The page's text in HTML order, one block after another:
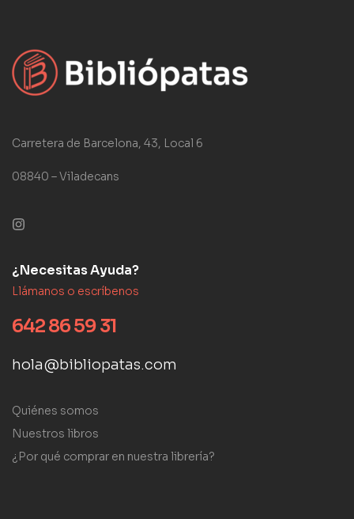
Carretera de Barcelona, 43, Local 6
08840 – Viladecans
¿Necesitas Ayuda?
Llámanos o escríbenos
642 86 59 31
hola@bibliopatas.com
Quiénes somos
Nuestros libros
¿Por qué comprar en nuestra librería?